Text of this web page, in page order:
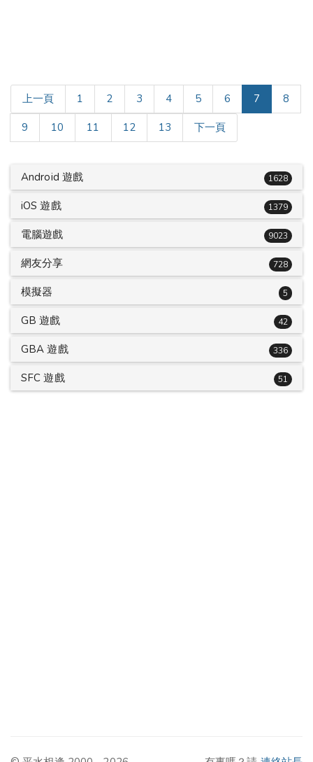
上一頁 1 2 3 4 5 6 7 (current)
8
9 10 11 12 13 下一頁
Android 遊戲 1628
iOS 遊戲 1379
電腦遊戲 9023
網友分享 728
模擬器 5
GB 遊戲 42
GBA 遊戲 336
SFC 遊戲 51